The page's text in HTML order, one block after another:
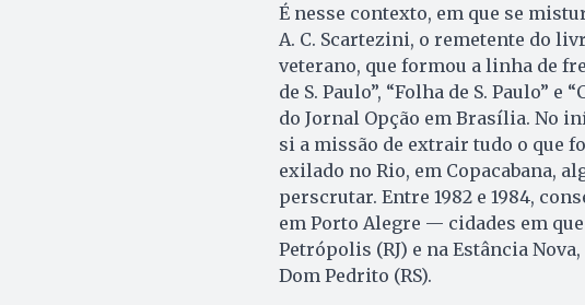
É nesse contexto, em que se
A. C. Scartezini, o remetente do
veterano, que formou a linha de
de S. Paulo”, “Folha de S. Paulo”
do Jornal Opção em Brasília. No
si a missão de extrair tudo o que
exilado no Rio, em Copacabana,
perscrutar. Entre 1982 e 1984,
em Porto Alegre — cidades em
Petrópolis (RJ) e na Estância
Dom Pedrito (RS).